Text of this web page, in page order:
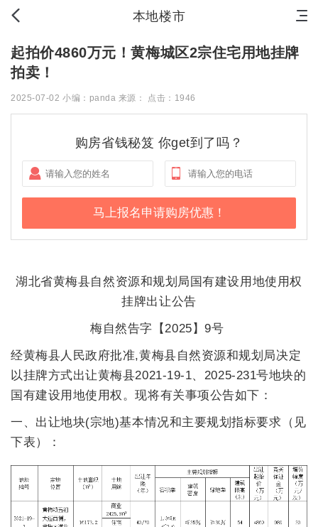
本地楼市
出售
起拍价4860万元！黄梅城区2宗住宅用地挂牌
拍卖！
2025-07-02 小编：panda 来源： 点击：1946
购房省钱秘笈 你get到了吗？
湖北省黄梅县自然资源和规划局 国有建设用地使用权
挂牌出让公告
梅自然告字【2025 】9号
经黄梅县人民政府批准,黄梅县自然资源和规划局决定
以挂牌方式出让黄梅县2021-19-1、2025-231号地块的
国有建设用地使用权。现将有关事项公告如下：
一、出让地块(宗地)基本情况和主要规划指标要求（见
下表）：